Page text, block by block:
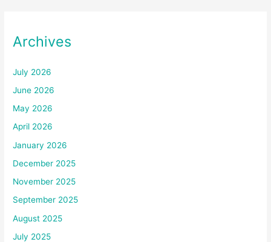
Archives
July 2026
June 2026
May 2026
April 2026
January 2026
December 2025
November 2025
September 2025
August 2025
July 2025